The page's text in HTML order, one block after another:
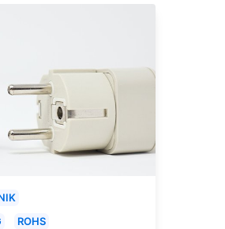
ROHS